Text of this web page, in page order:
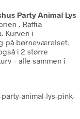
Party Animal Lys
. Raffia
Kurven i
på børneværelset.
i 2 større
– alle sammen i
animal-lys-pink-